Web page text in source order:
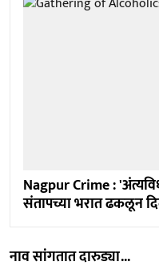
Nagpur Crime :
संतापच्या भरात ढकलून
नाव सांगतात दारुड्या...